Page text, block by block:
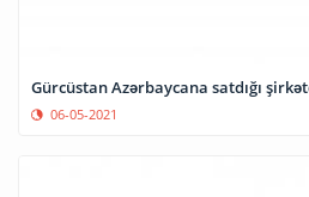
Gürcüstan Azərbaycana satdığı
06-05-2021